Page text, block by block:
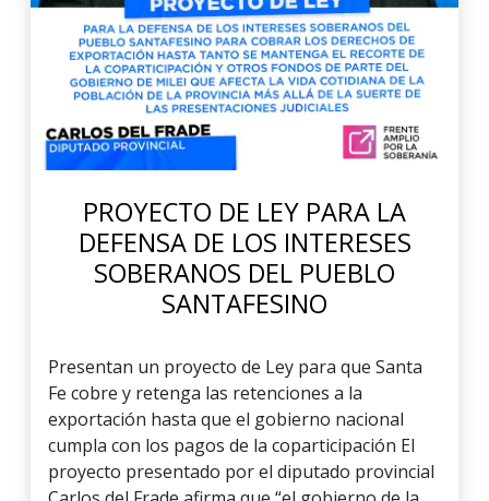
PROYECTO DE LEY PARA LA
DEFENSA DE LOS INTERESES
SOBERANOS DEL PUEBLO
SANTAFESINO
Presentan un proyecto de Ley para que Santa
Fe cobre y retenga las retenciones a la
exportación hasta que el gobierno nacional
cumpla con los pagos de la coparticipación El
proyecto presentado por el diputado provincial